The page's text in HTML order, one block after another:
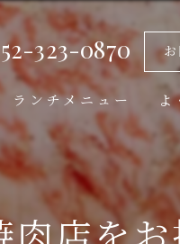
323-0870
ランチメニュー
肉店を